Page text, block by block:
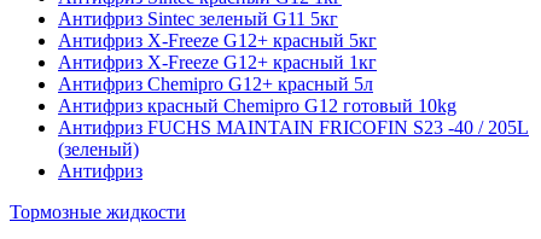
Антифриз Sintec зеленый G11 5кг
Антифриз X-Freeze G12+ красный 5кг
Антифриз X-Freeze G12+ красный 1кг
Антифриз Chemipro G12+ красный 5л
Антифриз красный Chemipro G12 готовый 10kg
Антифриз FUCHS MAINTAIN FRICOFIN S23 -40 / 205L
(зеленый)
Антифриз
Тормозные жидкости